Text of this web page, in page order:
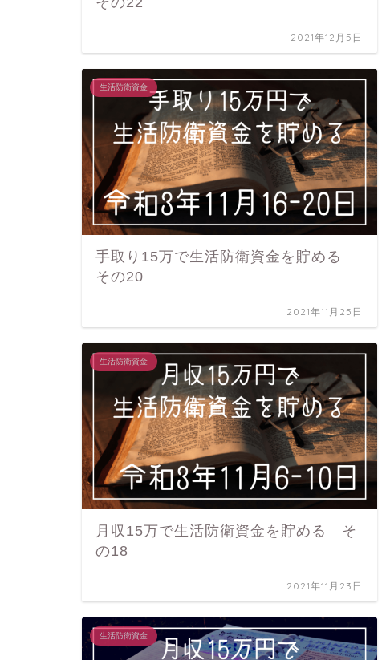
2021年12月5日
生活防衛資金
手取り15万で生活防衛資金を貯める
その20
2021年11月25日
生活防衛資金
月収15万で生活防衛資金を貯める そ
の18
2021年11月23日
生活防衛資金